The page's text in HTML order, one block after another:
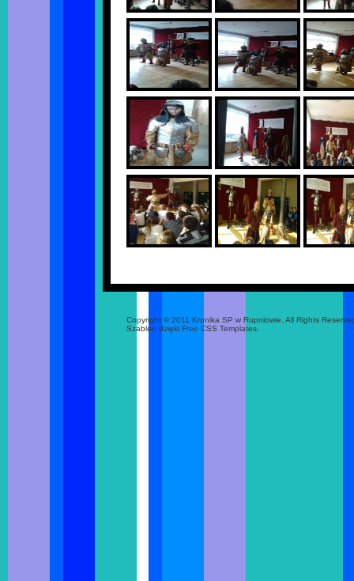
Copyright © 2011 Kronika SP w Rupniowie. All Rights
Szablon dzięki Free CSS Templates.